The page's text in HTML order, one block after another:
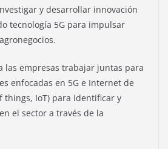
y desarrollar innovación
tecnología 5G para impulsar
las empresas trabajar juntas para
enfocadas en 5G e Internet de
things, IoT) para identificar y
el sector a través de la